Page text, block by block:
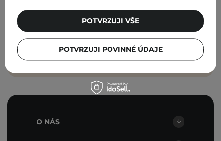
zpracováním svých údajů společností
Cosibella sp. z o.o. v souladu s
obchodními podmínkami.
PŘIHLASTE SE
O NÁS
POTVRZUJI POVINNÉ ÚDAJE
POTVRZUJI VŠE